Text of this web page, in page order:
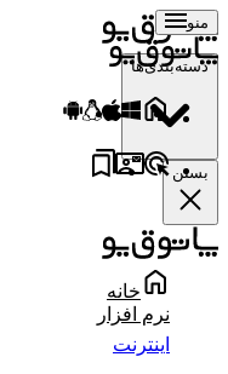
منو
دسته‌بندی‌ها
بستن
خانه
نرم افزار
اینترنت